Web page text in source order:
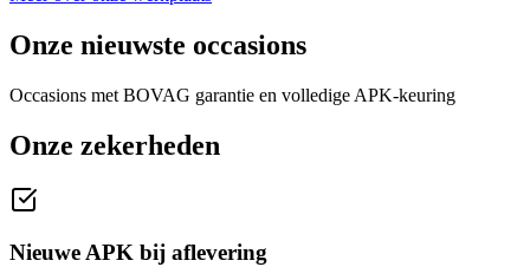
Onze nieuwste occasions
Occasions met BOVAG garantie en volledige APK-keuring
Onze zekerheden
Nieuwe APK bij aflevering